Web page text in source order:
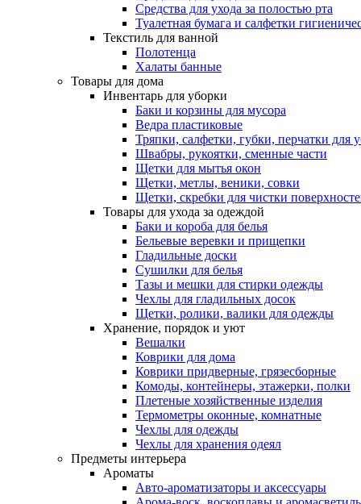
Средства для ухода за полостью рта
Туалетная бумага и салфетки
Текстиль для ванной
Полотенца
Халаты банные
Товары для дома
Инвентарь для уборки
Баки и корзины для мусора
Ведра пластиковые
Тряпки, салфетки, губки, перчатки для
Швабры, рукоятки, сменные части
Щетки для мытья окон
Щетки, метлы, веники, совки
Щетки, скребки для чистки
Товары для ухода за одеждой
Баки и короба для белья
Бельевые веревки и прищепки
Гладильные доски
Сушилки для белья
Тазы и мешки для стирки одежды
Чехлы для гладильных досок
Щетки, ролики, валики для одежды
Хранение, порядок и уют
Вешалки
Коврики для дома
Коврики придверные, грязесборные
Комоды, контейнеры, этажерки, полки
Плетеные хозяйственные изделия
Термометры оконные, комнатные
Чехлы для одежды
Чехлы для хранения одеял
Предметы интерьера
Ароматы
Авто-ароматизаторы и аксессуары